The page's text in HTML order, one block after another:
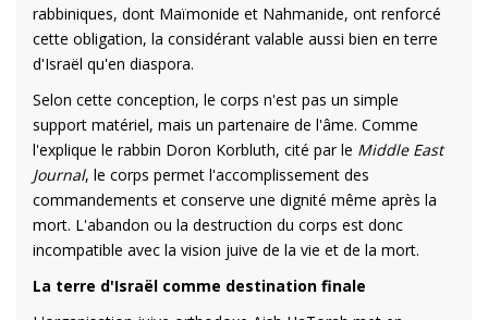
rabbiniques, dont Maïmonide et Nahmanide, ont renforcé
cette obligation, la considérant valable aussi bien en terre
d'Israël qu'en diaspora.
Selon cette conception, le corps n'est pas un simple
support matériel, mais un partenaire de l'âme. Comme
l'explique le rabbin Doron Korbluth, cité par le Middle East
Journal, le corps permet l'accomplissement des
commandements et conserve une dignité même après la
mort. L'abandon ou la destruction du corps est donc
incompatible avec la vision juive de la vie et de la mort.
La terre d'Israël comme destination finale